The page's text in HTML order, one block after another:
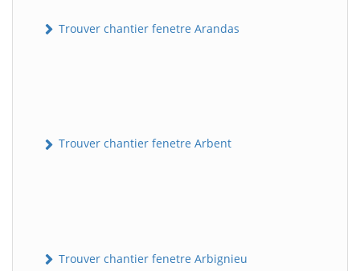
Trouver chantier fenetre Arandas
Trouver chantier fenetre Arbent
Trouver chantier fenetre Arbignieu